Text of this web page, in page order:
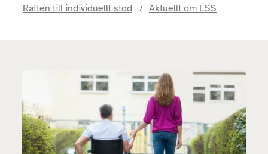
Rätten till individuellt stöd
Aktuellt om LSS